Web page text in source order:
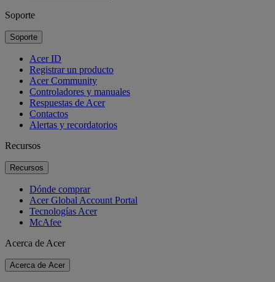
Soporte
Soporte
Acer ID
Registrar un producto
Acer Community
Controladores y manuales
Respuestas de Acer
Contactos
Alertas y recordatorios
Recursos
Recursos
Dónde comprar
Acer Global Account Portal
Tecnologías Acer
McAfee
Acerca de Acer
Acerca de Acer